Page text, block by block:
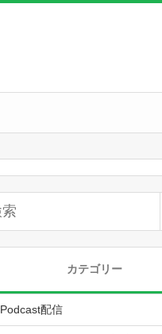
カテゴリー
Podcast配信